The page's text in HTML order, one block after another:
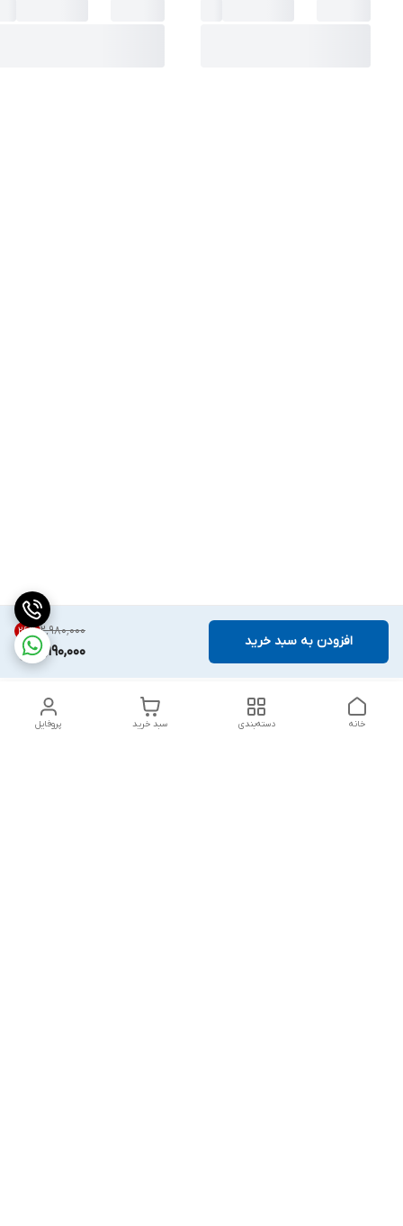
۲٬۹۸۰٬۰۰۰ 26%
2,190,000
افزودن به سبد خرید
پروفایل سبد خرید دسته‌بندی خانه